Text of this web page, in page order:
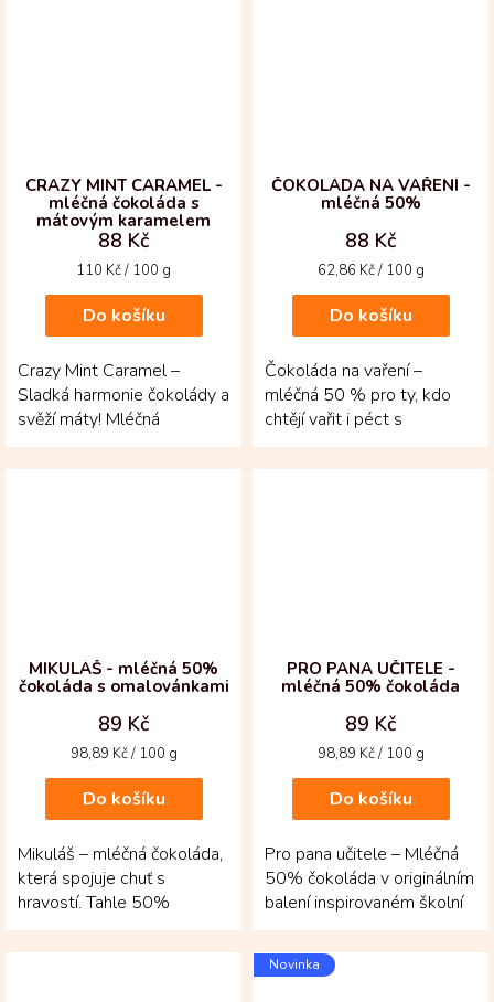
CRAZY MINT CARAMEL -
mléčná čokoláda s
mátovým karamelem
88 Kč
Měrná
110 Kč / 100 g
Do košíku
Crazy Mint Caramel –
Sladká harmonie čokolády a
svěží máty! Mléčná
čokoláda z kakaových bobů
Fino de Aroma z...
ČOKOLÁDA NA VAŘENÍ -
mléčná 50%
88 Kč
Měrná
62,86 Kč / 100 g
Do košíku
Čokoláda na vaření –
mléčná 50 % pro ty, kdo
chtějí vařit i péct s
opravdovou kvalitou!
Vznikla z kakaových bobů...
MIKULÁŠ - mléčná 50%
čokoláda s omalovánkami
89 Kč
Měrná
98,89 Kč / 100 g
Do košíku
Mikuláš – mléčná čokoláda,
která spojuje chuť s
hravostí. Tahle 50%
kolumbijská mikulášská
čokoláda potěší nejen
PRO PANA UČITELE -
mléčná 50% čokoláda
89 Kč
Měrná
98,89 Kč / 100 g
Do košíku
Pro pana učitele – Mléčná
50% čokoláda v originálním
balení inspirovaném školní
tabulí! Krémová a vyvážená
čokoláda z...
Novinka